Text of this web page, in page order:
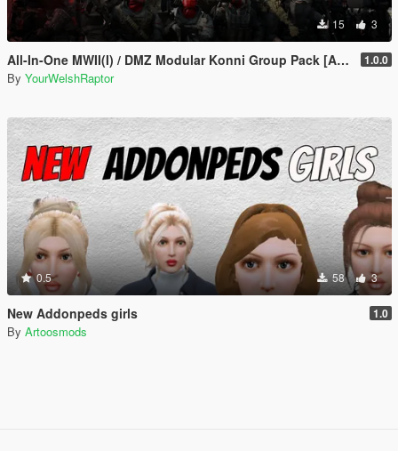
15 3
All-In-One MWII(I) / DMZ Modular Konni Group Pack [Add-On Ped & MP Male] 1.0.0
By YourWelshRaptor
0.5 58 3
New Addonpeds girls 1.0
By Artoosmods